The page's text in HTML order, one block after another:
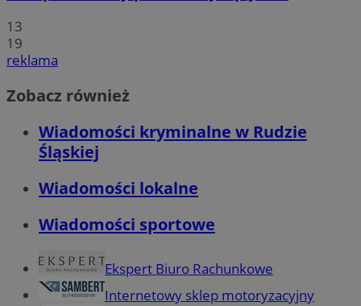
13
19
reklama
Zobacz również
Wiadomości kryminalne w Rudzie
Śląskiej
Wiadomości lokalne
Wiadomości sportowe
Ekspert Biuro Rachunkowe
Internetowy sklep motoryzacyjny